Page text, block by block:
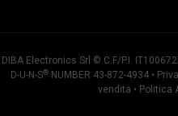
DIBA Electronics Srl © C.F/P.I.
D-U-N-S®NUMBER 43-872-4934 •
vendita • Politica